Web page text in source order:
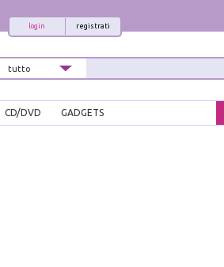
registrati
login
CD/DVD GADGETS